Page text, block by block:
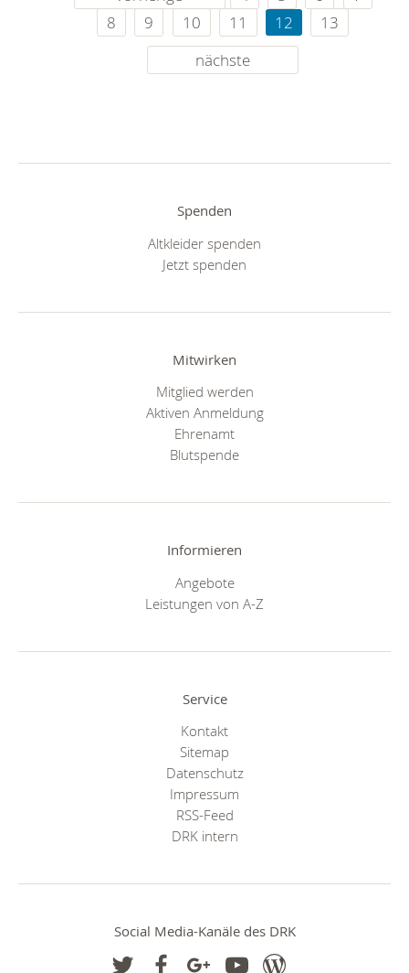
8
9 10 11 12
13
nächste
Spenden
Altkleider spenden
Jetzt spenden
Mitwirken
Mitglied werden
Aktiven Anmeldung
Ehrenamt
Blutspende
Informieren
Angebote
Leistungen von A-Z
Service
Kontakt
Sitemap
Datenschutz
Impressum
RSS-Feed
DRK intern
Social Media-Kanäle des DRK